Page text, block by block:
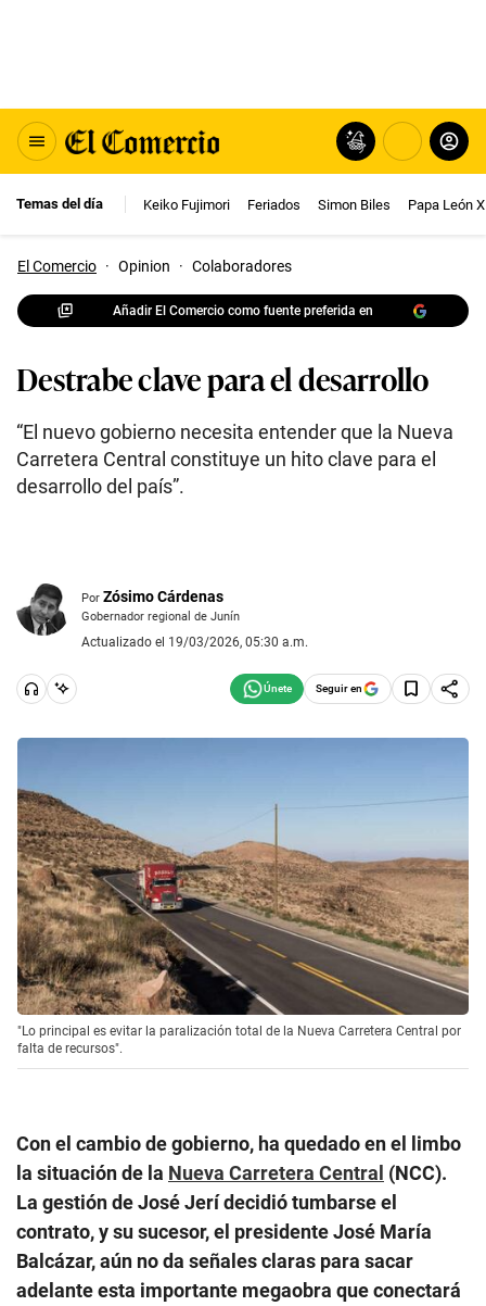
Temas del día Keiko Fujimori Feriados Simon Biles Papa León
El Comercio · Opinion · Colaboradores
Añadir El Comercio como fuente preferida en
Destrabe clave para el desarrollo
“El nuevo gobierno necesita entender que la Nueva
Carretera Central constituye un hito clave para el
desarrollo del país”.
Por Zósimo Cárdenas
Gobernador regional de Junín
Actualizado el 19/03/2026, 05:30 a.m.
Seguir en
"Lo principal es evitar la paralización total de la Nueva Carretera Central por
falta de recursos".
Con el cambio de gobierno, ha quedado en el limbo
la situación de la Nueva Carretera Central (NCC).
La gestión de José Jerí decidió tumbarse el
contrato, y su sucesor, el presidente José María
Balcázar, aún no da señales claras para sacar
adelante esta importante megaobra que conectará